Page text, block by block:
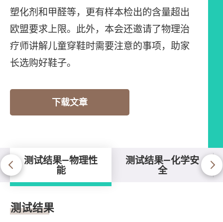
塑化剂和甲醛等，更有样本检出的含量超出
欧盟要求上限。此外，本会还邀请了物理治
疗师讲解儿童穿鞋时需要注意的事项，助家
长选购好鞋子。
下载文章
测试结果—物理性
能
测试结果—化学安
全
测试结果—物理性能
测试结果